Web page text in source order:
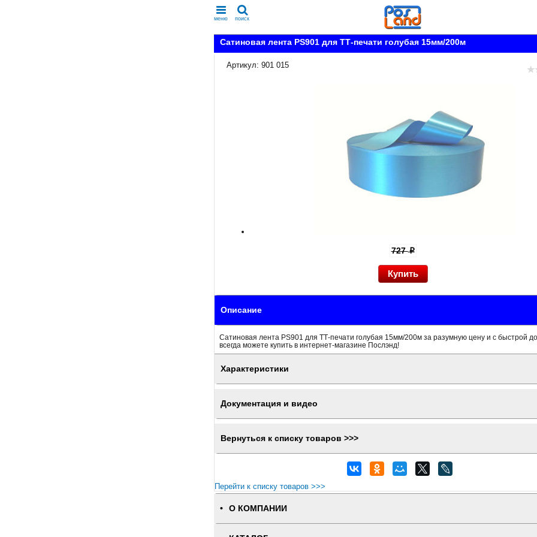
меню поиск
Сатиновая лента PS901 для ТТ-печати голубая 15мм/200м
Артикул: 901 015
727p
Описание
Сатиновая лента PS901 для ТТ-печати голубая 15мм/200м за разумную цену и с быстрой
всегда можете купить в интернет-магазине Послэнд!
Характеристики
Документация и видео
Вернуться к списку товаров >>>
Перейти к списку товаров >>>
О КОМПАНИИ